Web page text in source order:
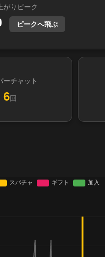
がりピーク
ピークへ飛ぶ
ーチャット
6回